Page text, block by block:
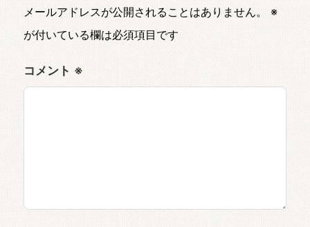
メールアドレスが公開されることはありません。
※
が付いている欄は必須項目です
コメント ※